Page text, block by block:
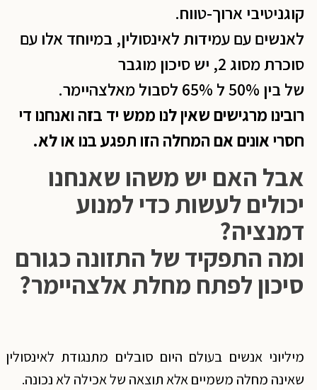
קוגניטיבי ארוך-טווח.
לאנשים עם עמידות לאינסולין, במיוחד אלו עם
סוכרת מסוג 2, יש סיכון מוגבר
של בין 50% ל 65% לסבול מאלצהיימר.
רובינו מרגישים שאין לנו ממש יד בזה ואנחנו די
חסרי אונים אם המחלה הזו תפגע בנו או לא.
אבל האם יש משהו שאנחנו
יכולים לעשות כדי למנוע
דמנציה?
ומה התפקיד של התזונה כגורם
סיכון לפתח מחלת אלצהיימר?
מיליוני אנשים בעולם היום סובלים מתנגודת לאינסולין
שאינה מחלה משמיים אלא תוצאה של אכילה לא נכונה.